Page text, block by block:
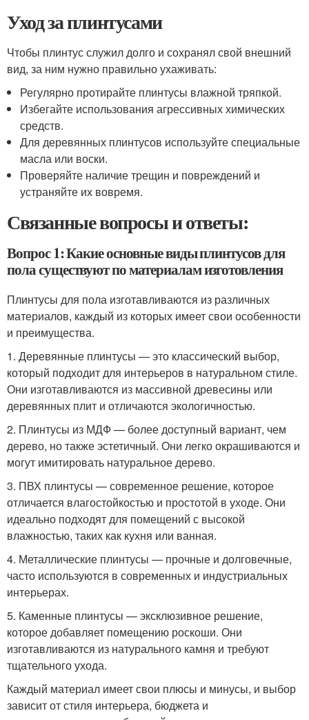
Уход за плинтусами
Чтобы плинтус служил долго и сохранял свой внешний
вид, за ним нужно правильно ухаживать:
Регулярно протирайте плинтусы влажной тряпкой.
Избегайте использования агрессивных химических
средств.
Для деревянных плинтусов используйте специальные
масла или воски.
Проверяйте наличие трещин и повреждений и
устраняйте их вовремя.
Связанные вопросы и ответы:
Вопрос 1: Какие основные виды плинтусов для
пола существуют по материалам изготовления
Плинтусы для пола изготавливаются из различных
материалов, каждый из которых имеет свои особенности
и преимущества.
1. Деревянные плинтусы — это классический выбор,
который подходит для интерьеров в натуральном стиле.
Они изготавливаются из массивной древесины или
деревянных плит и отличаются экологичностью.
2. Плинтусы из МДФ — более доступный вариант, чем
дерево, но также эстетичный. Они легко окрашиваются и
могут имитировать натуральное дерево.
3. ПВХ плинтусы — современное решение, которое
отличается влагостойкостью и простотой в уходе. Они
идеально подходят для помещений с высокой
влажностью, таких как кухня или ванная.
4. Металлические плинтусы — прочные и долговечные,
часто используются в современных и индустриальных
интерьерах.
5. Каменные плинтусы — эксклюзивное решение,
которое добавляет помещению роскоши. Они
изготавливаются из натурального камня и требуют
тщательного ухода.
Каждый материал имеет свои плюсы и минусы, и выбор
зависит от стиля интерьера, бюджета и